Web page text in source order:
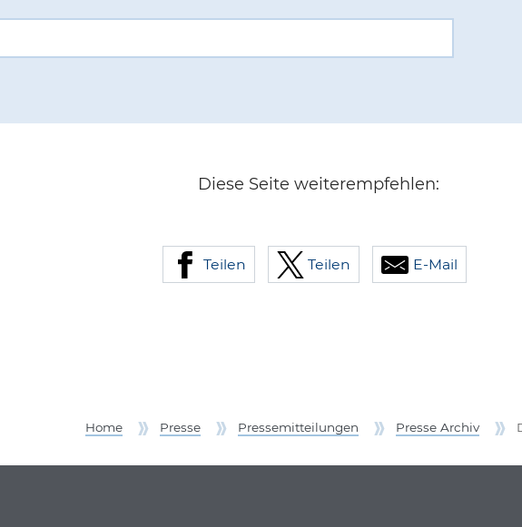
Diese Seite weiterempfehlen:
Teilen Teilen E-Mail
Home Presse Pressemitteilungen Presse Archiv